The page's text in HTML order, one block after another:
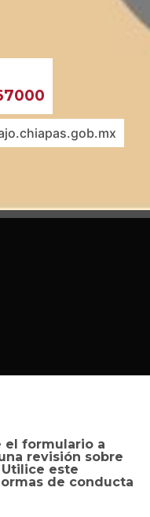
el formulario a
revisión sobre
este
de conducta